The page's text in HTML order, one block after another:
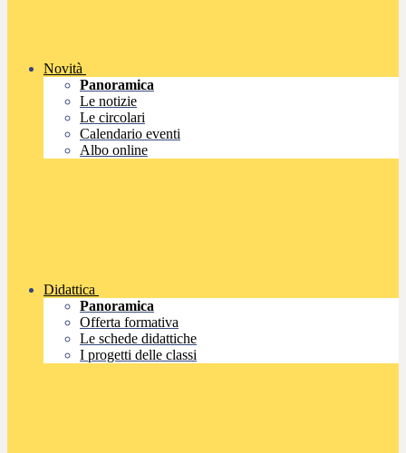
Novità
Panoramica
Le notizie
Le circolari
Calendario eventi
Albo online
Didattica
Panoramica
Offerta formativa
Le schede didattiche
I progetti delle classi